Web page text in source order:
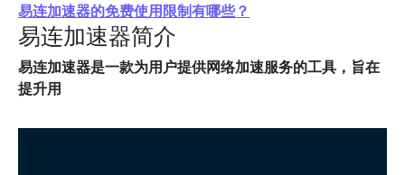
易连加速器的免费使用限制有哪些？
易连加速器简介
易连加速器是一款为用户提供网络加速服务的工具，旨在
提升用